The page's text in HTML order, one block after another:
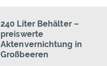
240 Liter Behälter –
preiswerte
Aktenvernichtung in
Großbeeren